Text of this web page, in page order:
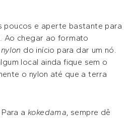
poucos e aperte bastante para
Ao chegar ao formato
nylon do início para dar um nó.
local ainda fique sem o
o nylon até que a terra
Para akokedama, sempre dê